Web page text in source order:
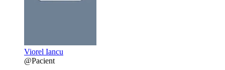
Viorel Iancu
@Pacient